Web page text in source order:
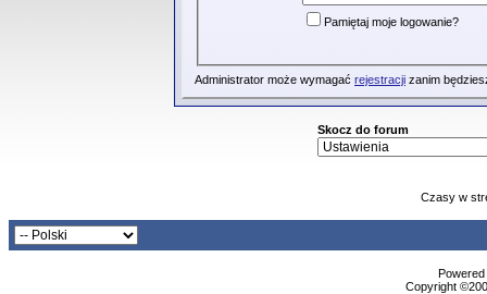
Pamiętaj moje logowanie?
Administrator może wymagać rejestracji zanim
Skocz do forum
Czasy w
Copyright